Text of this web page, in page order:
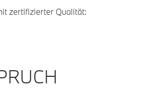
zertifizierter Qualität: